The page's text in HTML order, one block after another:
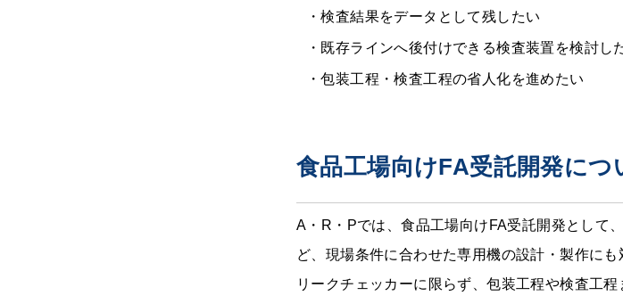
・検査結果をデータとして残したい
・既存ラインへ後付けできる検査装置を検討し
・包装工程・検査工程の省人化を進めたい
食品工場向けFA受託開発につ
A・R・Pでは、食品工場向けFA受託開発として
ど、現場条件に合わせた専用機の設計・製作にも
リークチェッカーに限らず、包装工程や検査工